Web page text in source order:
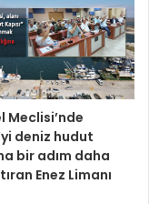
Meclisi’nde
deniz hudut
bir adım daha
Enez Limanı